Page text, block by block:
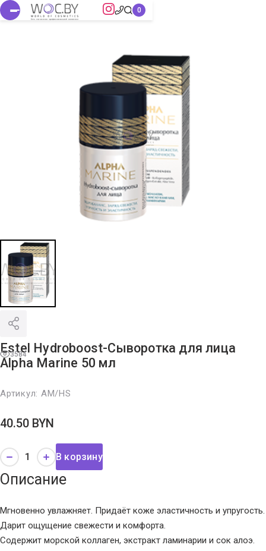
3584
Estel Hydroboost-Сыворотка для лица
Alpha Marine 50 мл
Артикул: AM/HS
40.50 BYN
В корзину
Описание
Мгновенно увлажняет. Придаёт коже эластичность и упругость.
Дарит ощущение свежести и комфорта.
Содержит морской коллаген, экстракт ламинарии и сок алоэ.